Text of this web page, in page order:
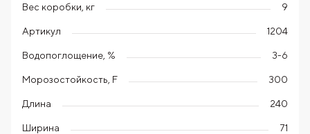
Вес коробки, кг 9
Артикул 1204
Водопоглощение, % 3-6
Морозостойкость, F 300
Длина 240
Ширина 71